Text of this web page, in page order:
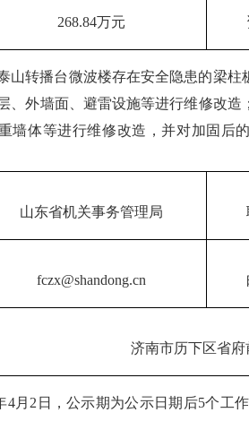
268.84万元
山转播台微波楼存在安全隐患的梁
、外墙面、避雷设施等进行维修改造
墙体等进行维修改造，并对加固后
山东省机关事务管理局
fczx@shandong.cn
济南市历下区省府
4月2日，公示期为公示日期后5个工作